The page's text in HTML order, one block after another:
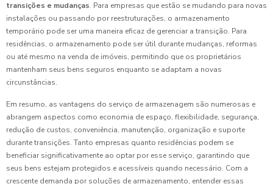
transições e mudanças. Para empresas que estão se mudando para novas
instalações ou passando por reestruturações, o armazenamento
temporário pode ser uma maneira eficaz de gerenciar a transição. Para
residências, o armazenamento pode ser útil durante mudanças, reformas
ou até mesmo na venda de imóveis, permitindo que os proprietários
mantenham seus bens seguros enquanto se adaptam a novas
circunstâncias.
Em resumo, as vantagens do serviço de armazenagem são numerosas e
abrangem aspectos como economia de espaço, flexibilidade, segurança,
redução de custos, conveniência, manutenção, organização e suporte
durante transições. Tanto empresas quanto residências podem se
beneficiar significativamente ao optar por esse serviço, garantindo que
seus bens estejam protegidos e acessíveis quando necessário. Com a
crescente demanda por soluções de armazenamento, entender essas